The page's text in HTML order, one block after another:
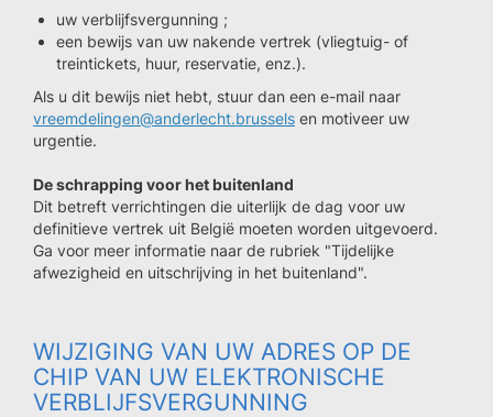
uw verblijfsvergunning ;
een bewijs van uw nakende vertrek (vliegtuig- of
treintickets, huur, reservatie, enz.).
Als u dit bewijs niet hebt, stuur dan een e-mail naar
vreemdelingen@anderlecht.brussels en motiveer uw
urgentie.
De schrapping voor het buitenland
Dit betreft verrichtingen die uiterlijk de dag voor uw
definitieve vertrek uit België moeten worden uitgevoerd.
Ga voor meer informatie naar de rubriek "Tijdelijke
afwezigheid en uitschrijving in het buitenland".
WIJZIGING VAN UW ADRES OP DE
CHIP VAN UW ELEKTRONISCHE
VERBLIJFSVERGUNNING